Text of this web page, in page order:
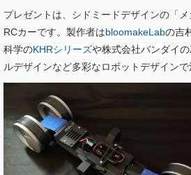
プレゼントは、シドミードデザインの「
RCカーです。製作者はbloomakeLabの吉
科学のKHRシリーズや株式会社バンダイの
ルデザインなど多彩なロボットデザインで